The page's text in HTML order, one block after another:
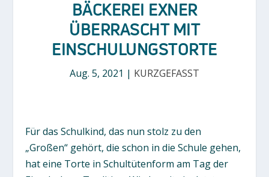
BÄCKEREI EXNER
ÜBERRASCHT MIT
EINSCHULUNGSTORTE
Aug. 5, 2021 | KURZGEFASST
Für das Schulkind, das nun stolz zu den
„Großen“ gehört, die schon in die Schule gehen,
hat eine Torte in Schultütenform am Tag der